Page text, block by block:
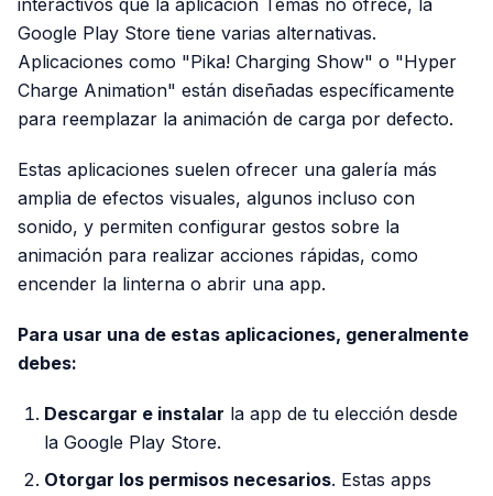
interactivos que la aplicación Temas no ofrece, la
Google Play Store tiene varias alternativas.
Aplicaciones como "Pika! Charging Show" o "Hyper
Charge Animation" están diseñadas específicamente
para reemplazar la animación de carga por defecto.
Estas aplicaciones suelen ofrecer una galería más
amplia de efectos visuales, algunos incluso con
sonido, y permiten configurar gestos sobre la
animación para realizar acciones rápidas, como
encender la linterna o abrir una app.
Para usar una de estas aplicaciones, generalmente
debes:
Descargar e instalar la app de tu elección desde
la Google Play Store.
Otorgar los permisos necesarios. Estas apps